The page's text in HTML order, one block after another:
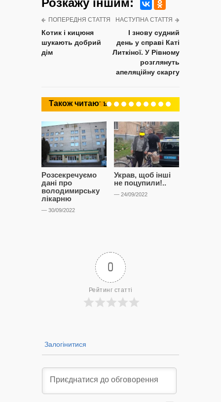
Розкажу iншим:
ПОПЕРЕДНЯ СТАТТЯ
Котик і кицюня
шукають добрий
дім
НАСТУПНА СТАТТЯ
І знову судний
день у справі Каті
Литкіної. У Рівному
розглянуть
апеляційну скаргу
Також читають
Розсекречуємо
дані про
володимирську
лікарню
— 30/09/2022
Украв, щоб інші
не поцупили!..
— 24/09/2022
0
Рейтинг статті
Залогінитися